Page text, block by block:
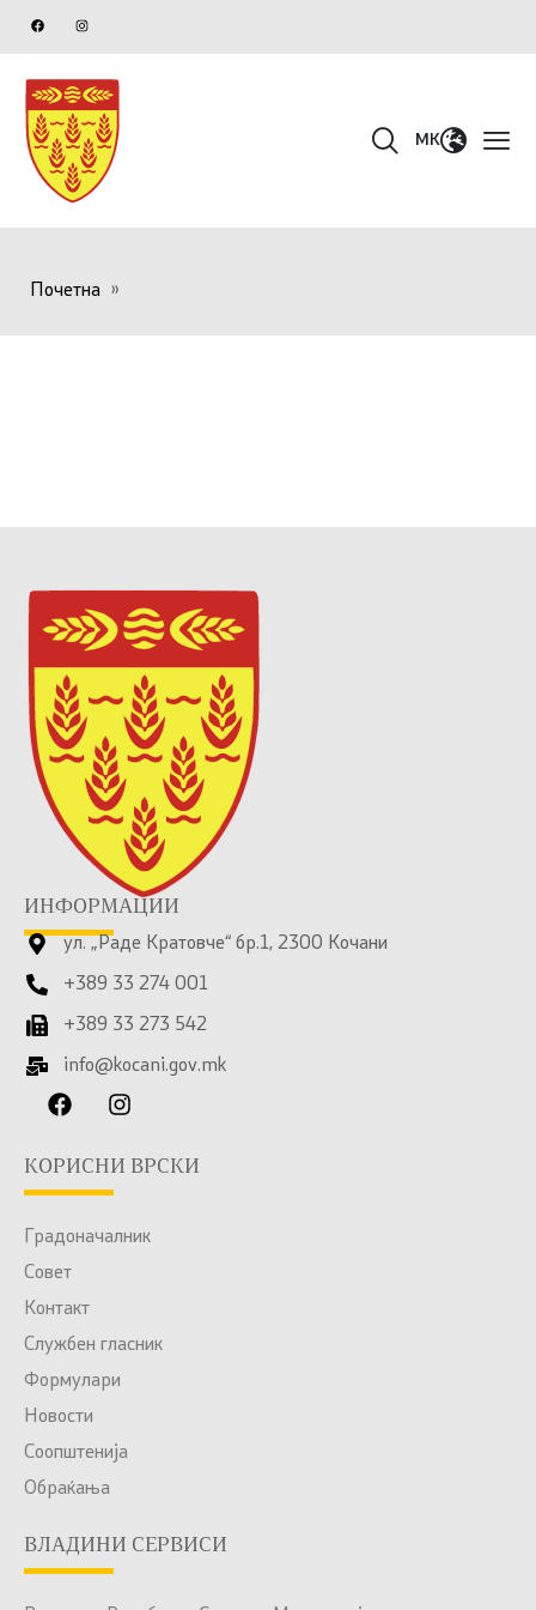
MK
Почетна »
ИНФОРМАЦИИ
ул. „Раде Кратовче“ бр.1, 2300 Кочани
+389 33 274 001
+389 33 273 542
info@kocani.gov.mk
КОРИСНИ ВРСКИ
Градоначалник
Совет
Контакт
Службен гласник
Формулари
Новости
Соопштенија
Обраќања
ВЛАДИНИ СЕРВИСИ